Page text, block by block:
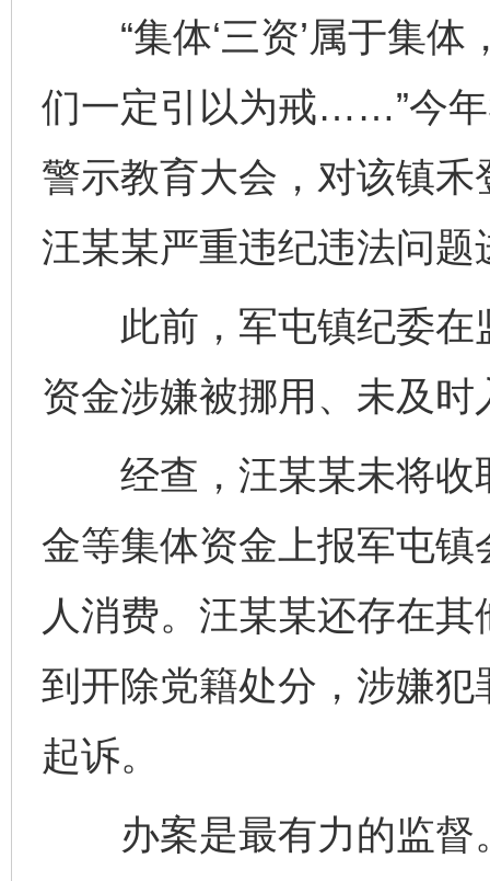
“集体‘三资’属于集体
们一定引以为戒……”今
警示教育大会，对该镇
汪某某严重违纪违法问题
此前，军屯镇纪委在
资金涉嫌被挪用、未及时
经查，汪某某未将收
金等集体资金上报军屯
人消费。汪某某还存在
到开除党籍处分，涉嫌
起诉。
办案是最有力的监督